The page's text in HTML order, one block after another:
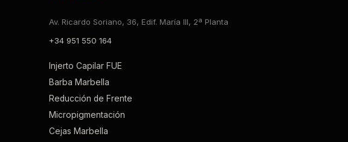
Av. Ricardo Soriano, 36, Edif. María III, 2ª Planta
+34 951 550 164
Injerto Capilar FUE
Barba Marbella
Reducción de Frente
Micropigmentación
Cejas Marbella